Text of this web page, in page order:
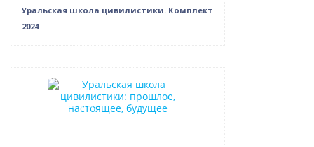
Уральская школа цивилистики. Комплект
2024
Новинка
Нет в наличии